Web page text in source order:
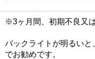
※3ヶ月間、初期不良又
バックライトが明るい
でお勧めです。